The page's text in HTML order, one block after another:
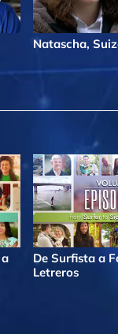
Natascha,
De Surfista a
Letreros